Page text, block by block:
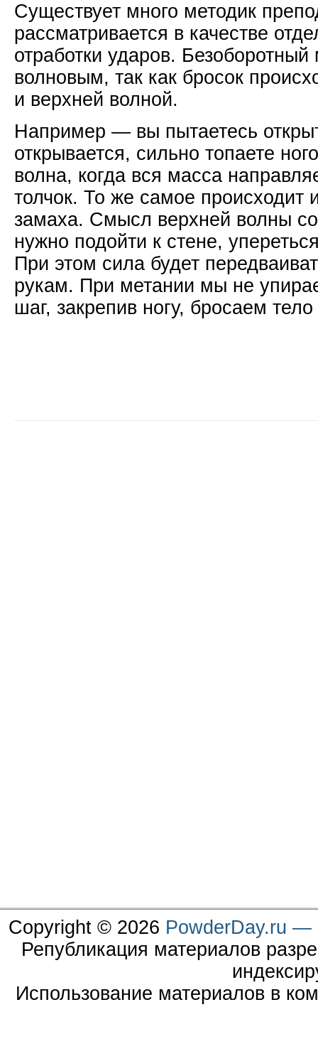
Существует много методик
рассматривается в качестве
отработки ударов.
волновым, так как бросок
и верхней волной.
Например — вы пытаетесь
открывается, сильно топаете
волна, когда вся масса
толчок. То же самое происходит
замаха. Смысл верхней волны
нужно подойти к стене,
При этом сила будет
рукам. При метании мы не
шаг, закрепив ногу, бросаем
Copyright © 2026 PowderDay.ru —
Републикация материалов
Использование материалов в